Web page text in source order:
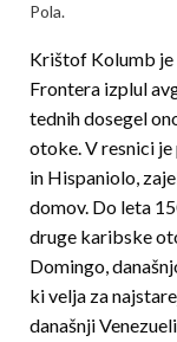
Pola.
Krištof Kolumb je
Frontera izplul
tednih dosegel
otoke. V resnici
in Hispaniolo,
domov. Do leta
druge karibske
Domingo,
ki velja za
današnji